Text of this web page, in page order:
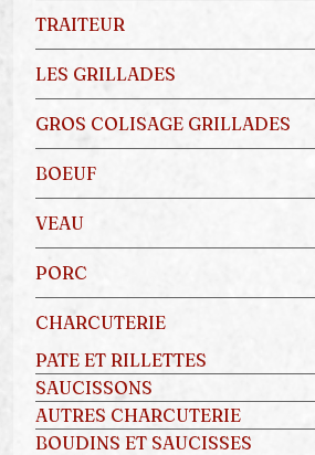
TRAITEUR
LES GRILLADES
GROS COLISAGE GRILLADES
BOEUF
VEAU
PORC
CHARCUTERIE
PATE ET RILLETTES
SAUCISSONS
AUTRES CHARCUTERIE
BOUDINS ET SAUCISSES